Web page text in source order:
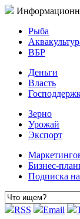
Рыба
ВБР
Деньги
Власть
Зерно
Урожай
Экспорт
Бизнес-
Подписка
RSS Email